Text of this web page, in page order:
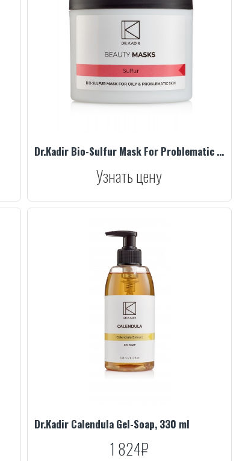
Dr.Kadir Bio-Sulfur Mask For Problematic Skin, 250 ml
Узнать цену
Dr.Kadir Calendula Gel-Soap, 330 ml
1 824₽